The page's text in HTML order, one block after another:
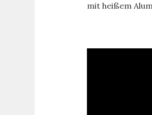
mit heißem